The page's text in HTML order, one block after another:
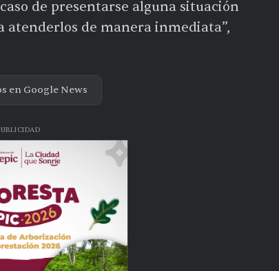
de presentarse alguna situación
de manera inmediata”,
en Google News